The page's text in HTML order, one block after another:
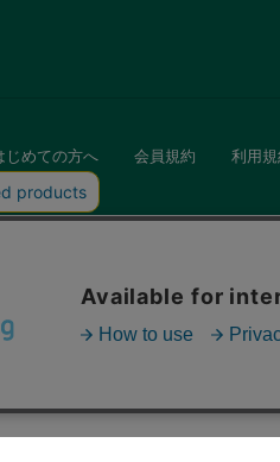
じめての方へ 会員規約 利用規
にクッキーを使用いたします。ボタ
の使用に同意したことになります。
おりません。詳細は